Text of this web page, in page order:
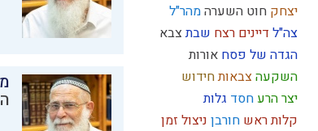
יצחק חוט השערהמהר"ל
צה"ל דיינים רצח שבתצבא
הגדה של פסח אורות
השקעהצבאותחידוש
יצר הרע חסד גלות
קלות ראש חורבן ניצול זמן